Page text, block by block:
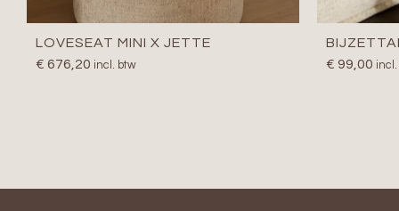
LOVESEAT MINI X JETTE
€ 676,20 incl. btw
€ 99,00